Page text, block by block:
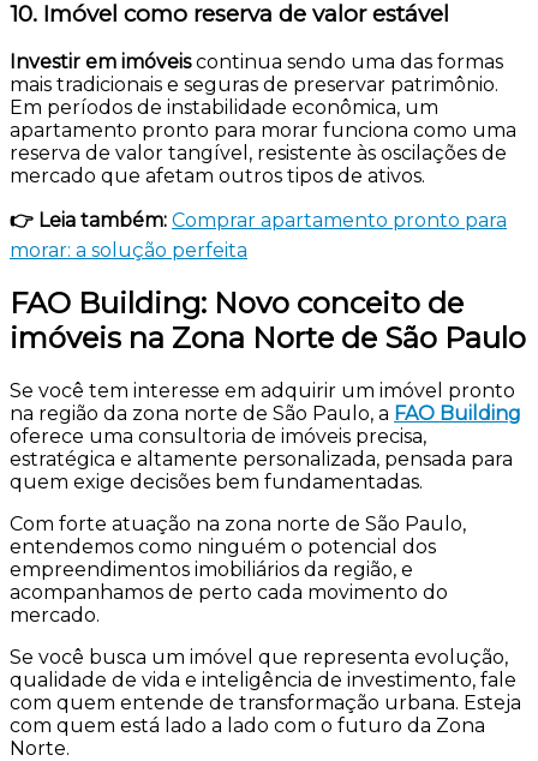
10. Imóvel como reserva de valor estável
Investir em imóveiscontinua sendo uma das formas
mais tradicionais e seguras de preservar patrimônio.
Em períodos de instabilidade econômica, um
apartamento pronto para morar funciona como uma
reserva de valor tangível, resistente às oscilações de
mercado que afetam outros tipos de ativos.
👉 Leia também: Comprar apartamento pronto para
morar: a solução perfeita
FAO Building: Novo conceito de
imóveis na Zona Norte de São Paulo
Se você tem interesse em adquirir um imóvel pronto
na região da zona norte de São Paulo, a FAO Building
oferece uma consultoria de imóveis precisa,
estratégica e altamente personalizada, pensada para
quem exige decisões bem fundamentadas.
Com forte atuação na zona norte de São Paulo,
entendemos como ninguém o potencial dos
empreendimentos imobiliários da região, e
acompanhamos de perto cada movimento do
mercado.
Se você busca um imóvel que representa evolução,
qualidade de vida e inteligência de investimento, fale
com quem entende de transformação urbana. Esteja
com quem está lado a lado com o futuro da Zona
Norte.